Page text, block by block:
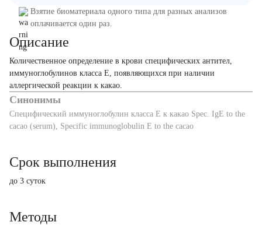
Описание
Количественное определение в крови специфических антител,
иммуноглобулинов класса E, появляющихся при наличии
аллергической реакции к какао.
Синонимы
Специфический иммуноглобулин класса Е к какао Spec. IgE to the
cacao (serum), Specific immunoglobulin E to the cacao
Взятие биоматериала одного типа для разных анализов
оплачивается один раз.
Срок выполнения
до 3 суток
Методы